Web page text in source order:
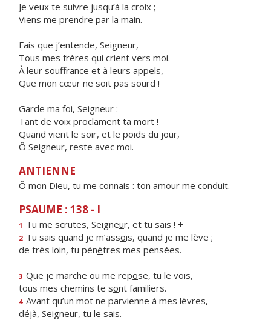
Je veux te suivre jusqu’à la croix ;
Viens me prendre par la main.
Fais que j’entende, Seigneur,
Tous mes frères qui crient vers moi.
À leur souffrance et à leurs appels,
Que mon cœur ne soit pas sourd !
Garde ma foi, Seigneur :
Tant de voix proclament ta mort !
Quand vient le soir, et le poids du jour,
Ô Seigneur, reste avec moi.
ANTIENNE
Ô mon Dieu, tu me connais : ton amour me conduit.
PSAUME : 138 - I
1 Tu me scrutes, Seigneur, et tu sais ! +
2 Tu sais quand je m’assois, quand je me lève ;
de très loin, tu pénètres mes pensées.
3 Que je marche ou me repose, tu le vois,
tous mes chemins te sont familiers.
4 Avant qu’un mot ne parvienne à mes lèvres,
déjà, Seigneur, tu le sais.